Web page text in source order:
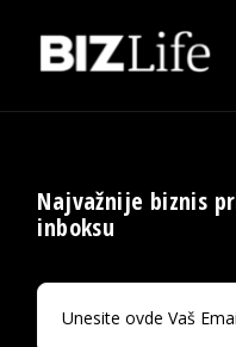
Najvažnije biznis
inboksu